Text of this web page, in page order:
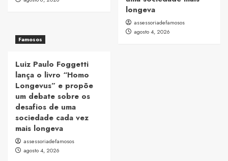
longeva
assessoriadefamosos
agosto 4, 2026
Famosos
Luiz Paulo Foggetti
lança o livro “Homo
Longevus” e propõe
um debate sobre os
desafios de uma
sociedade cada vez
mais longeva
assessoriadefamosos
agosto 4, 2026